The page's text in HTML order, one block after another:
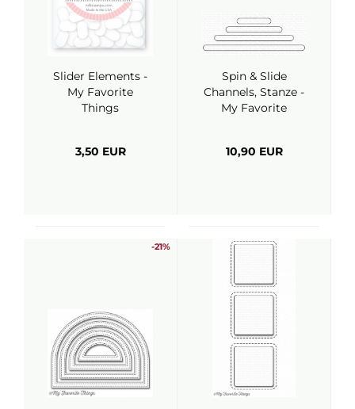
Slider Elements -
My Favorite
Things
3,50 EUR
Spin & Slide
Channels, Stanze -
My Favorite
10,90 EUR
-21%